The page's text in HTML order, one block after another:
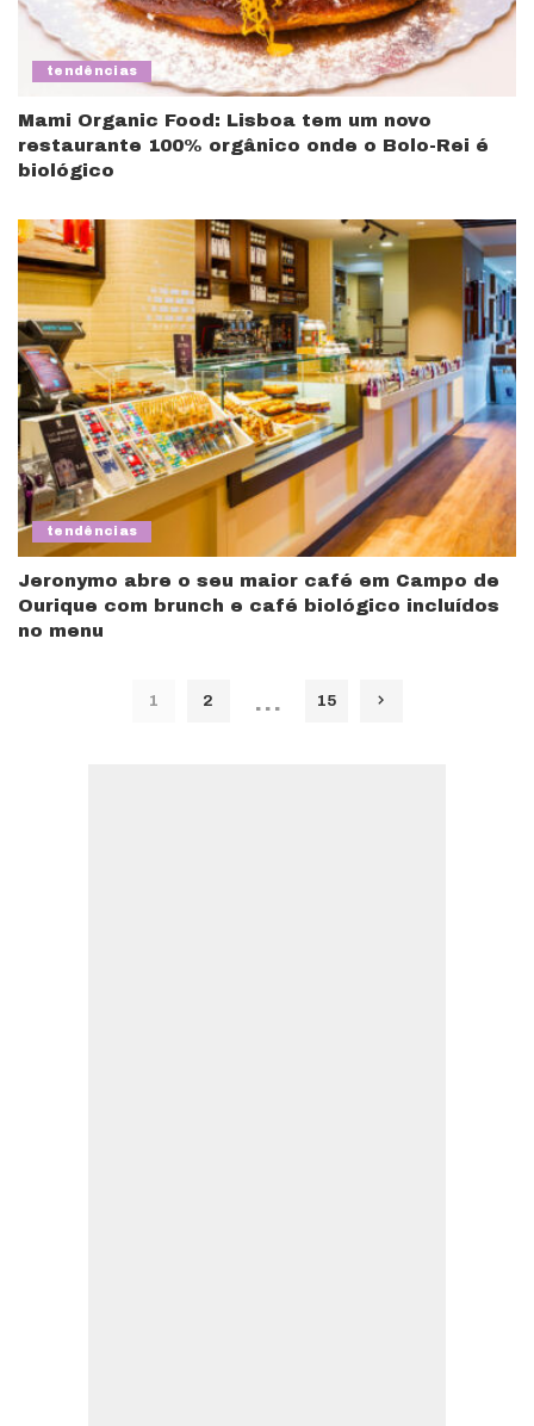
tendências
Mami Organic Food: Lisboa tem um novo
restaurante 100% orgânico onde o Bolo-Rei é
biológico
tendências
Jeronymo abre o seu maior café em Campo de
Ourique com brunch e café biológico incluídos
no menu
1 2 … 15